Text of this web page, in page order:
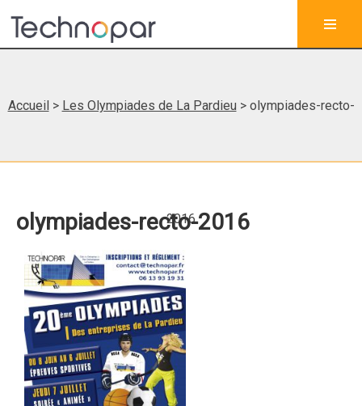
Accueil> Les Olympiades de La Pardieu > olympiades-recto-
2016
olympiades-recto-2016